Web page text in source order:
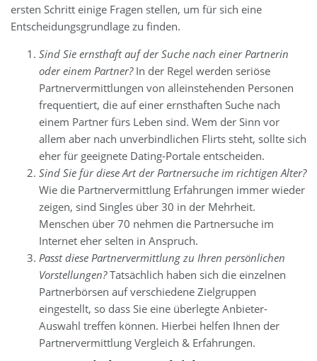
ersten Schritt einige Fragen stellen, um für sich eine
Entscheidungsgrundlage zu finden.
Sind Sie ernsthaft auf der Suche nach einer Partnerin
oder einem Partner?In der Regel werden seriöse
Partnervermittlungen von alleinstehenden Personen
frequentiert, die auf einer ernsthaften Suche nach
einem Partner fürs Leben sind. Wem der Sinn vor
allem aber nach unverbindlichen Flirts steht, sollte sich
eher für geeignete Dating-Portale entscheiden.
Sind Sie für diese Art der Partnersuche im richtigen Alter?
Wie die Partnervermittlung Erfahrungen immer wieder
zeigen, sind Singles über 30 in der Mehrheit.
Menschen über 70 nehmen die Partnersuche im
Internet eher selten in Anspruch.
Passt diese Partnervermittlung zu Ihren persönlichen
Vorstellungen?Tatsächlich haben sich die einzelnen
Partnerbörsen auf verschiedene Zielgruppen
eingestellt, so dass Sie eine überlegte Anbieter-
Auswahl treffen können. Hierbei helfen Ihnen der
Partnervermittlung Vergleich & Erfahrungen.